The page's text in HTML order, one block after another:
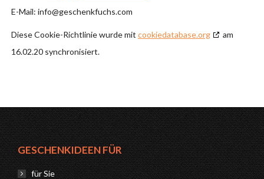
E-Mail: info@geschenkfuchs.com
Diese Cookie-Richtlinie wurde mit cookiedatabase.org
am
16.02.20 synchronisiert.
GESCHENKIDEEN FÜR
für Sie